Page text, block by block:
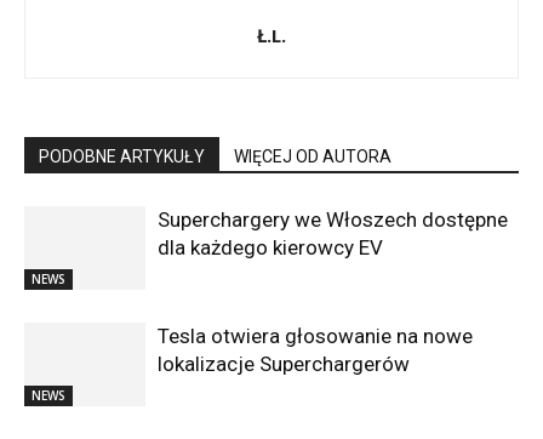
Ł.L.
PODOBNE ARTYKUŁY WIĘCEJ OD AUTORA
NEWS
Superchargery we Włoszech dostępne
dla każdego kierowcy EV
NEWS
Tesla otwiera głosowanie na nowe
lokalizacje Superchargerów